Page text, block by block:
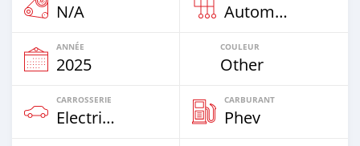
N/A Automatique
ANNÉE
2025
COULEUR
Other
CARROSSERIE
Electric EV
CARBURANT
Phev